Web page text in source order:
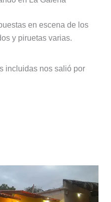
en escena de los
y piruetas varias.
incluidas nos salió por